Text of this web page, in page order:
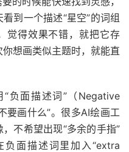
到一个描述“星空”的词组
觉得效果不错，就把它存
想画类似主题时，就能直
负面描述词”（Negative
要画什么”。很多AI绘画工
不希望出现“多余的手指”
负面描述词里加入“extra